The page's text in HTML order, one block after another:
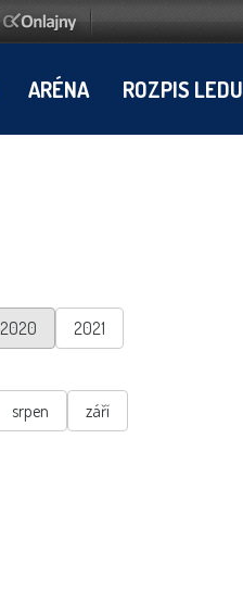
ARÉNA ROZPIS LEDU
2020
2021
srpen
září